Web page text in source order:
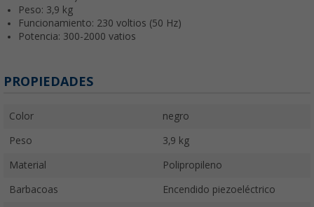
Peso: 3,9 kg
Funcionamiento: 230 voltios (50 Hz)
Potencia: 300-2000 vatios
PROPIEDADES
Color negro
Peso 3,9 kg
Material Polipropileno
Barbacoas Encendido piezoeléctrico